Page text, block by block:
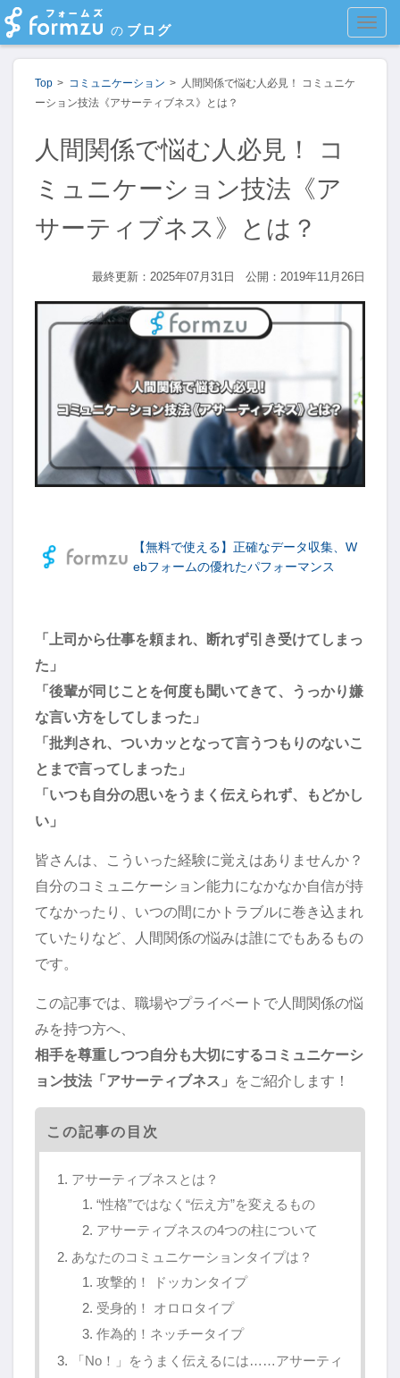
の ブログ
Top コミュニケーション
人間関係で悩む人必見！ コミュニケ
ーション技法《アサーティブネス》とは？
人間関係で悩む人必見！ コ
ミュニケーション技法《ア
サーティブネス》とは？
最終更新：2025年07月31日 公開：2019年11月26日
【無料で使える】正確なデータ収集、W
ebフォームの優れたパフォーマンス
「上司から仕事を頼まれ、断れず引き受けてしまっ
た」
「後輩が同じことを何度も聞いてきて、うっかり嫌
な言い方をしてしまった」
「批判され、ついカッとなって言うつもりのないこ
とまで言ってしまった」
「いつも自分の思いをうまく伝えられず、もどかし
い」
皆さんは、こういった経験に覚えはありませんか？
自分のコミュニケーション能力になかなか自信が持
てなかったり、いつの間にかトラブルに巻き込まれ
ていたりなど、人間関係の悩みは誰にでもあるもの
です。
この記事では、職場やプライベートで人間関係の悩
みを持つ方へ、
相手を尊重しつつ自分も大切にするコミュニケーシ
ョン技法「アサーティブネス」
をご紹介します！
この記事の目次
アサーティブネスとは？
“性格”ではなく“伝え方”を変えるもの
アサーティブネスの4つの柱について
あなたのコミュニケーションタイプは？
攻撃的！ ドッカンタイプ
受身的！ オロロタイプ
作為的！ネッチータイプ
「No！」をうまく伝えるには……アサーティ